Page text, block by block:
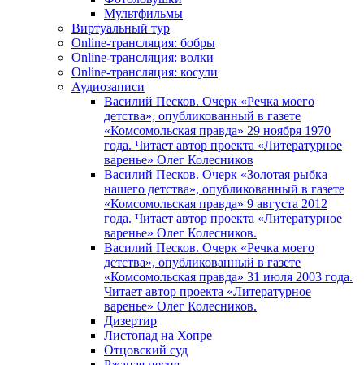
Мультфильмы
Виртуальный тур
Online-трансляция: бобры
Online-трансляция: волки
Online-трансляция: косули
Аудиозаписи
Василий Песков. Очерк «Речка моего
детства», опубликованный в газете
«Комсомольская правда» 29 ноября 1970
года. Читает автор проекта «Литературное
варенье» Олег Колесников
Василий Песков. Очерк «Золотая рыбка
нашего детства», опубликованный в газете
«Комсомольская правда» 9 августа 2012
года. Читает автор проекта «Литературное
варенье» Олег Колесников.
Василий Песков. Очерк «Речка моего
детства», опубликованный в газете
«Комсомольская правда» 31 июля 2003 года.
Читает автор проекта «Литературное
варенье» Олег Колесников.
Дизертир
Листопад на Хопре
Отцовский суд